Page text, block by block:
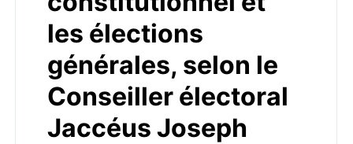
les élections
générales, selon le
Conseiller électoral
Jaccéus Joseph